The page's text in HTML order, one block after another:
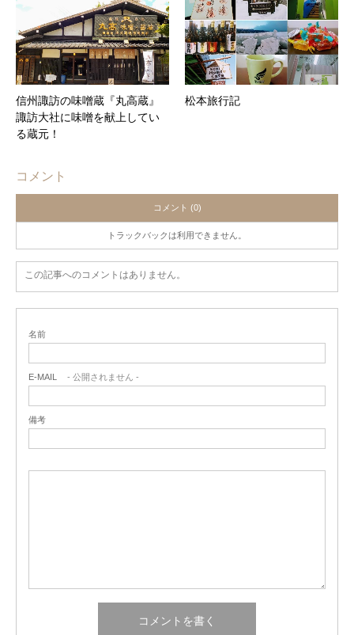
信州諏訪の味噌蔵『丸高蔵』
諏訪大社に味噌を献上してい
る蔵元！
松本旅行記
コメント
コメント (0)
トラックバックは利用できません。
この記事へのコメントはありません。
名前
E-MAIL - 公開されません -
備考